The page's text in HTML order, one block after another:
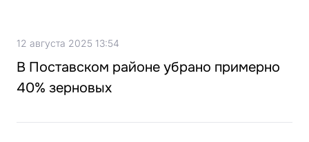
12 августа 2025 13:54
В Поставском районе убрано примерно
40% зерновых